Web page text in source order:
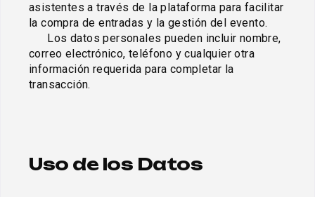
asistentes a través de la plataforma para facilitar
la compra de entradas y la gestión del evento.
correo electrónico, teléfono y cualquier otra
información requerida para completar la
transacción.
Uso de los Datos